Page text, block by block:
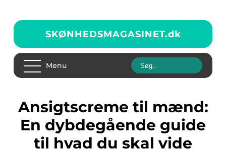
SKØNHEDSMAGASINET.dk
Menu
Ansigtscreme til mænd:
En dybdegående guide
til hvad du skal vide